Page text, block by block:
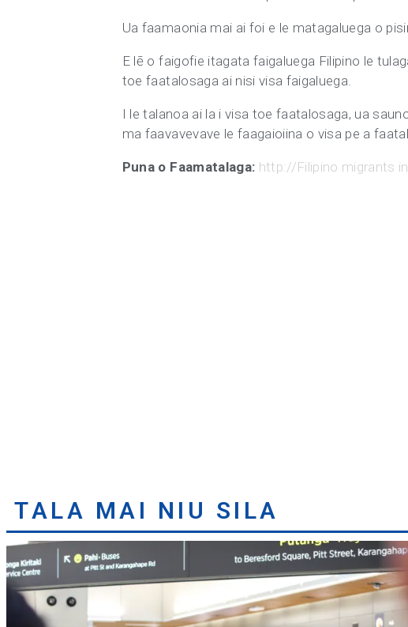
Ua faamaonia mai ai foi e le matagaluega o
E lē o faigofie itagata faigaluega Filipino le
toe faatalosaga ai nisi visa faigaluega.
I le talanoa ai la i visa toe faatalosaga, ua
ma faavavevave le faagaioiina o visa pe a
Puna o Faamatalaga: http://Filipino migrants
TALA MAI NIU SILA